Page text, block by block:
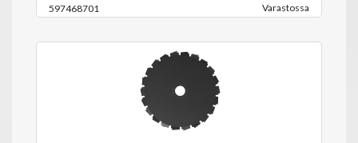
597468701 Varastossa